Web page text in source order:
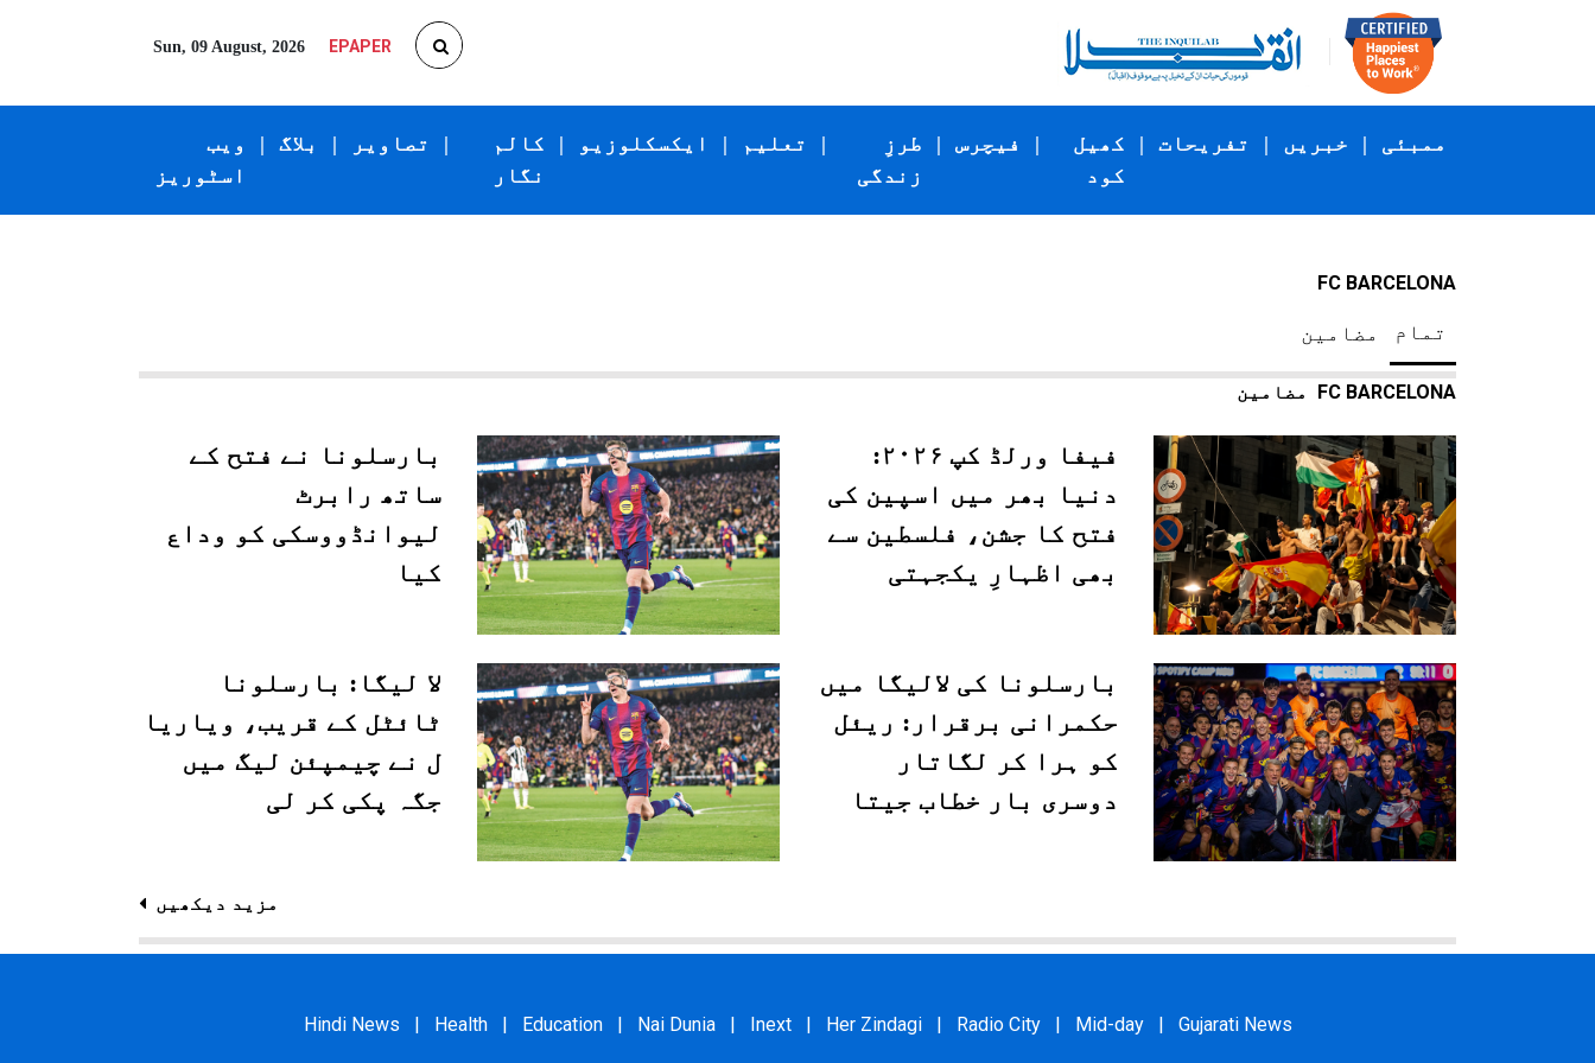
Sun, 09 August, 2026 EPAPER
ویب
اسٹوریز
| بلاگ | تصاویر |
کالم
نگار
| ایکسکلوزیو | تعلیم |
طرزِ
زندگی
| فیچرس |
کھیل
کود
| تفریحات | خبریں | ممبئی
FC BARCELONA
مضامین تمام
FC BARCELONA
فیفا ورلڈ کپ ۲۰۲۶:
دنیا بھر میں اسپین کی
فتح کا جشن، فلسطین سے
بھی اظہارِ یکجہتی
بارسلونا نے فتح کے
ساتھ رابرٹ
لیوانڈووسکی کو وداع
کیا
بارسلونا کی لالیگا میں
حکمرانی برقرار: ریئل
کو ہرا کر لگاتار
دوسری بار خطاب جیتا
لا لیگا: بارسلونا
ٹائٹل کے قریب، ویاریا
ل نے چیمپئن لیگ میں
جگہ پکی کر لی
مزید دیکھیں
Hindi News Health Education Nai Dunia Inext Her Zindagi Radio City Mid-day Gujarati News